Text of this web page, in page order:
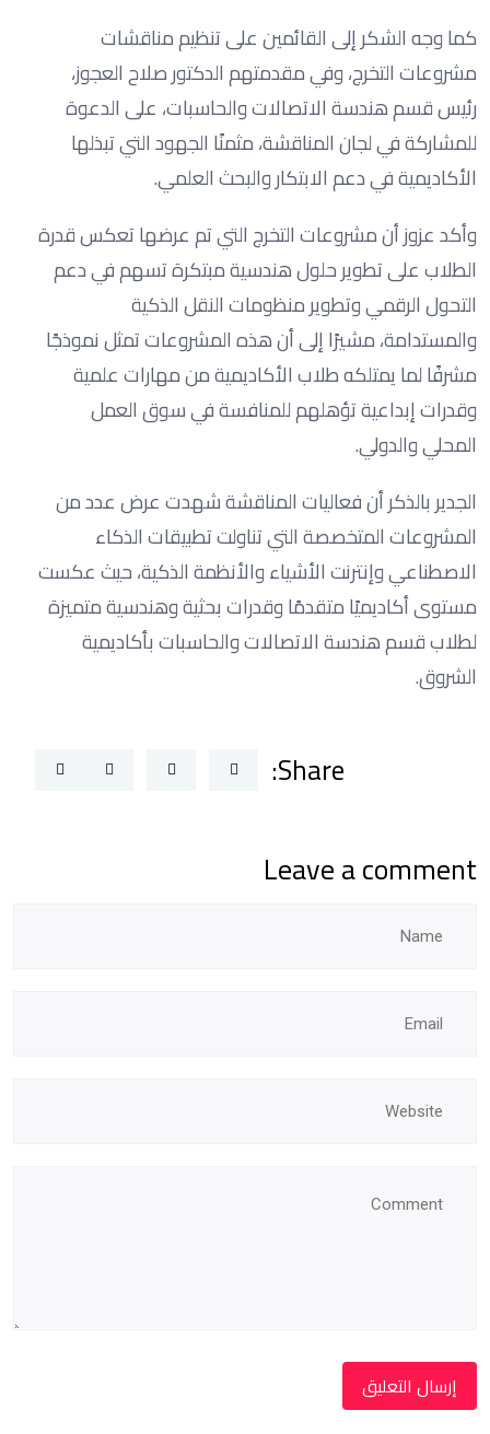
كما وجه الشكر إلى القائمين على تنظيم مناقشات
مشروعات التخرج، وفي مقدمتهم الدكتور صلاح العجوز،
رئيس قسم هندسة الاتصالات والحاسبات، على الدعوة
للمشاركة في لجان المناقشة، مثمنًا الجهود التي تبذلها
الأكاديمية في دعم الابتكار والبحث العلمي.
وأكد عزوز أن مشروعات التخرج التي تم عرضها تعكس قدرة
الطلاب على تطوير حلول هندسية مبتكرة تسهم في دعم
التحول الرقمي وتطوير منظومات النقل الذكية
والمستدامة، مشيرًا إلى أن هذه المشروعات تمثل نموذجًا
مشرفًا لما يمتلكه طلاب الأكاديمية من مهارات علمية
وقدرات إبداعية تؤهلهم للمنافسة في سوق العمل
المحلي والدولي.
الجدير بالذكر أن فعاليات المناقشة شهدت عرض عدد من
المشروعات المتخصصة التي تناولت تطبيقات الذكاء
الاصطناعي وإنترنت الأشياء والأنظمة الذكية، حيث عكست
مستوى أكاديميًا متقدمًا وقدرات بحثية وهندسية متميزة
لطلاب قسم هندسة الاتصالات والحاسبات بأكاديمية
الشروق.
Share:
Leave a comment